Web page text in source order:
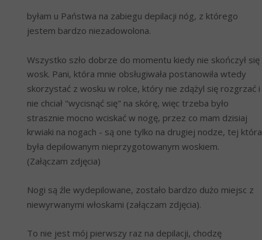
byłam u Państwa na zabiegu depilacji nóg, z którego
jestem bardzo niezadowolona.
Wszystko szło dobrze do momentu kiedy nie skończył się
wosk. Pani, która mnie obsługiwała postanowiła wtedy
skorzystać z wosku w rolce, który nie zdążyl się rozgrzać i
nie chciał "wycisnąć się" na skórę, więc trzeba było
strasznie mocno wciskać w nogę, przez co mam dzisiaj
krwiaki na nogach - są one tylko na drugiej nodze, tej która
była depilowanym nieprzygotowanym woskiem.
(Załączam zdjęcia)
Nogi są źle wydepilowane, zostało bardzo dużo miejsc z
niewyrwanymi włoskami (załączam zdjęcia).
To nie jest mój pierwszy raz na depilacji, chodzę